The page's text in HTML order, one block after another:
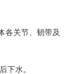
各关节、韧带及
下水。